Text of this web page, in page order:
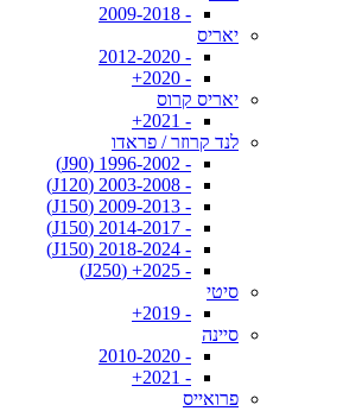
- 2009-2018
יאריס
- 2012-2020
- 2020+
יאריס קרוס
- 2021+
לנד קרוזר / פראדו
- 1996-2002 (J90)
- 2003-2008 (J120)
- 2009-2013 (J150)
- 2014-2017 (J150)
- 2018-2024 (J150)
- 2025+ (J250)
סיטי
- 2019+
סיינה
- 2010-2020
- 2021+
פרואייס